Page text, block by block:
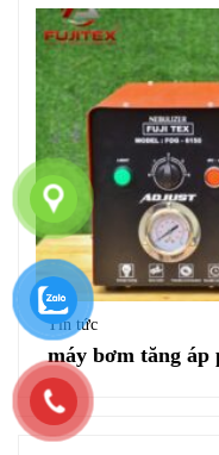
Tin tức
máy bơm tăng áp